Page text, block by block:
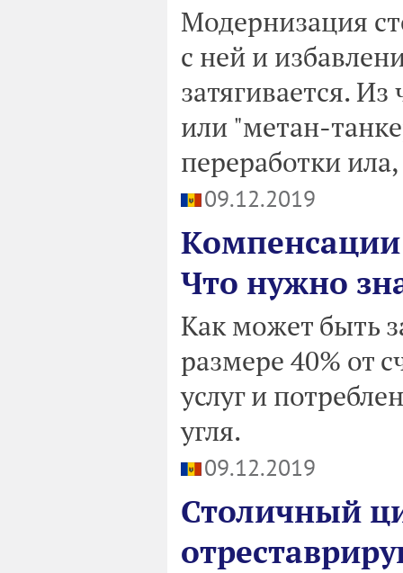
Модернизация
с ней и
затягивается.
или "метан-
переработки
09.12.2019
Что нужно
Как может быть
размере 40% от
услуг и
угля.
09.12.2019
Столичный